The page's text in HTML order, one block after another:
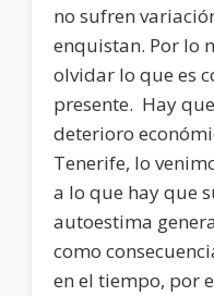
no sufren
enquistan. Por lo
olvidar lo que es
presente. Hay
deterioro
Tenerife, lo
a lo que hay que
autoestima
como
en el tiempo, por